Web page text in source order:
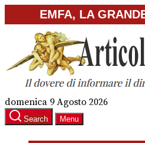
to
content
EMFA, LA
domenica 9 Agosto 2026
Search Menu